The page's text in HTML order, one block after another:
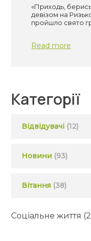
«Приходь,
девізом на
пройшло свято
Read more
Категорії
Відвідувачі (12)
Новини (93)
Вітання (38)
Соціальне життя